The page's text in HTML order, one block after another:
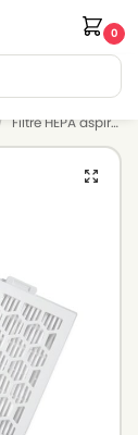
0
Filtre HEPA aspirateur MIELE S818